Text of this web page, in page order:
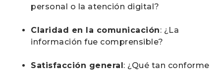
personal o la atención digital?
Claridad en la comunicación: ¿La
información fue comprensible?
Satisfacción general: ¿Qué tan conforme